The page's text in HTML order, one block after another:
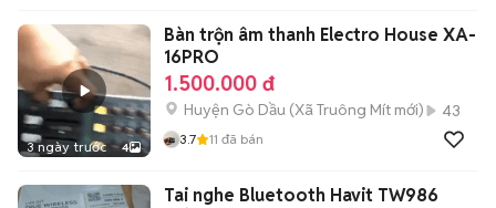
3 ngày trước 4
Bàn trộn âm thanh Electro House XA-
16PRO
1.500.000 đ
Huyện Gò Dầu (Xã Truông Mít mới) 43
3.7 11 đã bán
Tai nghe Bluetooth Havit TW986